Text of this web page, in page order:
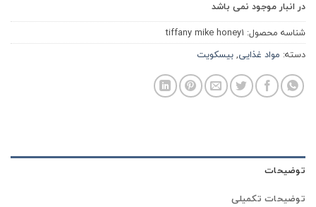
در انبار موجود نمی باشد
شناسه محصول: tiffany mike honey1
دسته: مواد غذایی,بیسکویت
توضیحات
توضیحات تکمیلی